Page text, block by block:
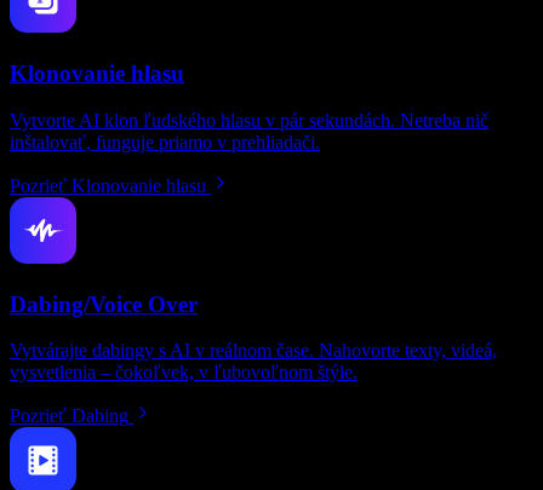
Klonovanie hlasu
Vytvorte AI klon ľudského hlasu v pár sekundách. Netreba nič
inštalovať, funguje priamo v prehliadači.
Pozrieť Klonovanie hlasu
Dabing/Voice Over
Vytvárajte dabingy s AI v reálnom čase. Nahovorte texty, videá,
vysvetlenia – čokoľvek, v ľubovoľnom štýle.
Pozrieť Dabing